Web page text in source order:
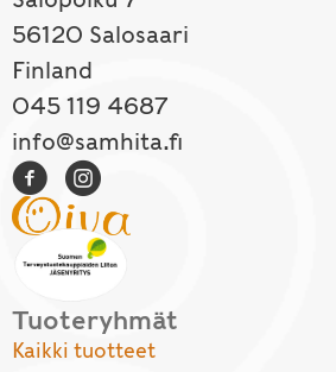
56120 Salosaari
Finland
045 119 4687
info@samhita.fi
Tuoteryhmät
Kaikki tuotteet